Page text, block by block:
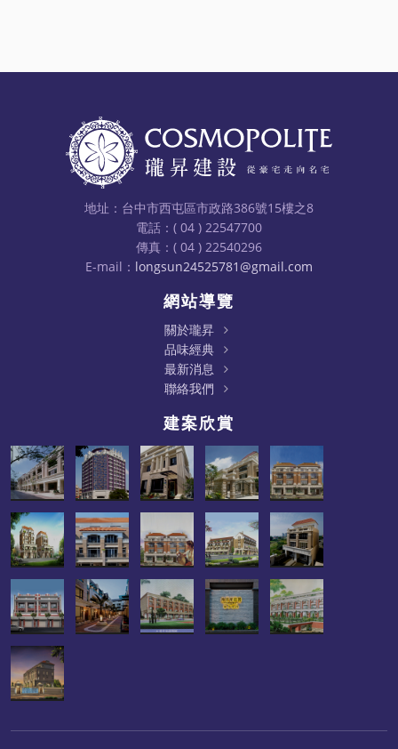
地址：台中市西屯區市政路386號15樓之8
電話：( 04 ) 22547700
傳真：( 04 ) 22540296
E-mail： longsun24525781@gmail.com
網站導覽
關於瓏昇
品味經典
最新消息
聯絡我們
建案欣賞